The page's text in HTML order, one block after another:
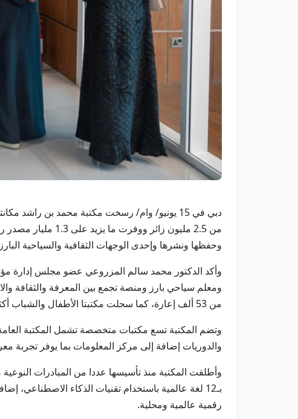
دبي في 15 يونيو/ وام/ رسخت مكتبة محمد بن
وحفظها ونشرها وإحدى الوجهات الثقافية والسياحية
وأكد الدكتور محمد سالم المزروعي عضو مجلس إدارة
من 53 ألف إعارة، كما سجلت مكتبتا الأطفال والشباب أكثر من 126 ألفا و500 زيارة واستقبلت المكتبة نحو 11 ألف زيارة لوفود دبلوماسية ورسمية وتعليمية
وتضم المكتبة تسع مكتبات متخصصة تشمل المكتبة
والدوريات إضافة إلى مركز المعلومات بما يوفر تجربة
وأطلقت المكتبة منذ تأسيسها عددا من المبادرات
بـ12 لغة عالمية باستخدام تقنيات الذكاء
رقمية عالمية ومحلية.